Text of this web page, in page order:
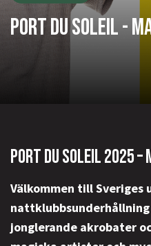
PORT DU SOLEIL -
PORT DU SOLEIL 2025 –
Välkommen till Sveriges
jonglerande akrobater